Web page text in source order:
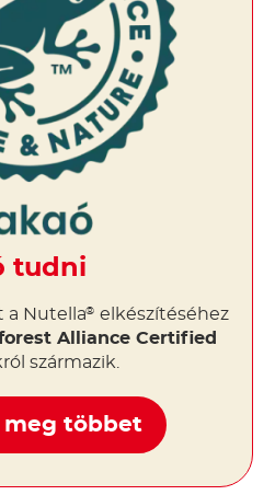
tudni
a Nutella® elkészítéséhez
Alliance Certified
származik.
meg többet